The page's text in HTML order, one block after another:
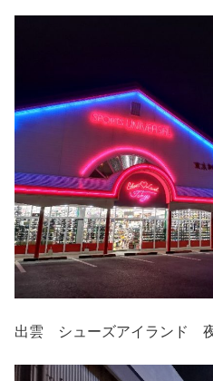
出雲 シューズアイランド